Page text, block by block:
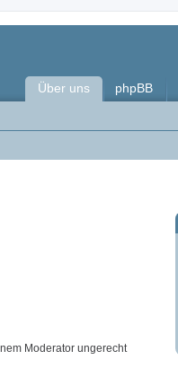
Über uns phpBB
Moderator ungerecht